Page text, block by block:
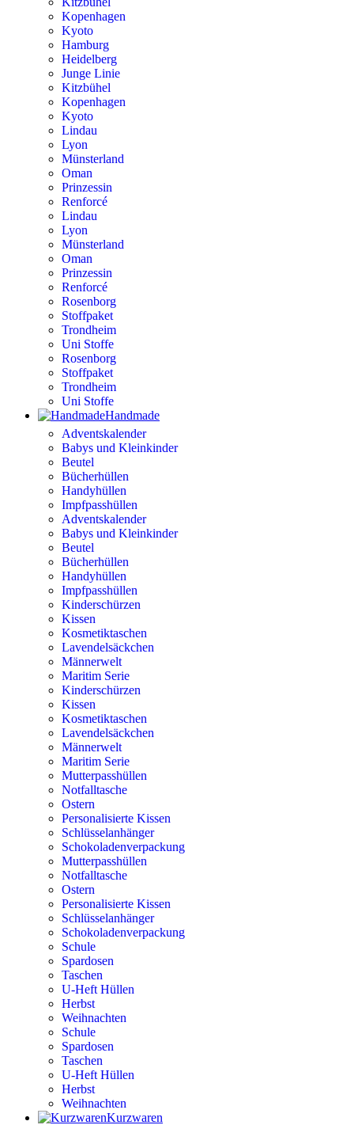
Kopenhagen
Kyoto
Hamburg
Heidelberg
Junge Linie
Kitzbühel
Kopenhagen
Kyoto
Lindau
Lyon
Münsterland
Oman
Prinzessin
Renforcé
Lindau
Lyon
Münsterland
Oman
Prinzessin
Renforcé
Rosenborg
Stoffpaket
Trondheim
Uni Stoffe
Rosenborg
Stoffpaket
Trondheim
Uni Stoffe
Handmade
Adventskalender
Babys und Kleinkinder
Beutel
Bücherhüllen
Handyhüllen
Impfpasshüllen
Adventskalender
Babys und Kleinkinder
Beutel
Bücherhüllen
Handyhüllen
Impfpasshüllen
Kinderschürzen
Kissen
Kosmetiktaschen
Lavendelsäckchen
Männerwelt
Maritim Serie
Kinderschürzen
Kissen
Kosmetiktaschen
Lavendelsäckchen
Männerwelt
Maritim Serie
Mutterpasshüllen
Notfalltasche
Ostern
Personalisierte Kissen
Schlüsselanhänger
Schokoladenverpackung
Mutterpasshüllen
Notfalltasche
Ostern
Personalisierte Kissen
Schlüsselanhänger
Schokoladenverpackung
Schule
Spardosen
Taschen
U-Heft Hüllen
Herbst
Weihnachten
Schule
Spardosen
Taschen
U-Heft Hüllen
Herbst
Weihnachten
Kurzwaren